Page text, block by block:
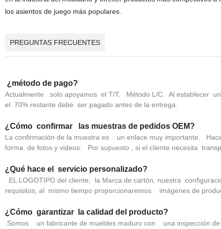
los asientos de juego más populares.
PREGUNTAS FRECUENTES
¿método de pago?
Actualmente solo apoyamos el T/T. Método L/C. Al establecer
el 70% restante debe ser pagado antes de la entrega.
¿Cómo confirmar las muestras de pedidos OEM?
La confirmación de la muestra es un enlace muy importante.
forma de fotos y videos. Por supuesto , si el cliente necesita
¿Qué hace el servicio personalizado?
EL LOGOTIPO del cliente, la Marca de cartón, nuestra
requisitos, al mismo tiempo proporcionaremos imágenes de
¿Cómo garantizar la calidad del producto?
Somos un fabricante de muebles maduro con una inspección